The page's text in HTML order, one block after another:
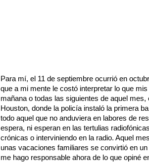
Para mí, el 11 de septiembre ocurrió en
que a mi mente le costó interpretar lo que
mañana o todas las siguientes de aquel
Houston, donde la policía instaló la primera
todo aquel que no anduviera en labores de
espera, ni esperan en las tertulias
crónicas o interviniendo en la radio. Aquel
unas vacaciones familiares se convirtió en
me hago responsable ahora de lo que opiné